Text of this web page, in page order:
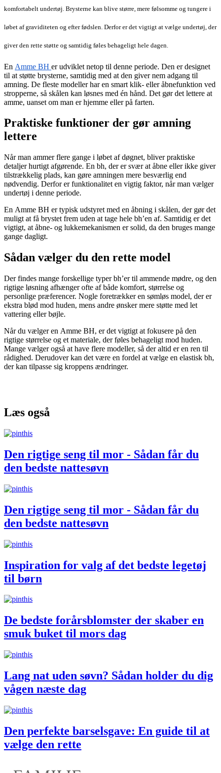
komfortabelt undertøj. Brysterne kan blive større, mere følsomme og tungere i
løbet af graviditeten og efter fødslen. Derfor er det vigtigt at vælge undertøj, der
giver den rette støtte og samtidig føles behageligt hele dagen.
En Amme BH er udviklet netop til denne periode. Den er designet
til at støtte brysterne, samtidig med at den giver nem adgang til
amning. De fleste modeller har en smart klik- eller åbnefunktion ved
stropperne, så skålen kan løsnes med én hånd. Det gør det lettere at
amme, uanset om man er hjemme eller på farten.
Praktiske funktioner der gør amning
lettere
Når man ammer flere gange i løbet af døgnet, bliver praktiske
detaljer hurtigt afgørende. En bh, der er svær at åbne eller ikke giver
tilstrækkelig plads, kan gøre amningen mere besværlig end
nødvendig. Derfor er funktionalitet en vigtig faktor, når man vælger
undertøj i denne periode.
En Amme BH er typisk udstyret med en åbning i skålen, der gør det
muligt at få brystet frem uden at tage hele bh’en af. Samtidig er det
vigtigt, at åbne- og lukkemekanismen er solid, da den bruges mange
gange dagligt.
Sådan vælger du den rette model
Der findes mange forskellige typer bh’er til ammende mødre, og den
rigtige løsning afhænger ofte af både komfort, størrelse og
personlige præferencer. Nogle foretrækker en sømløs model, der er
ekstra blød mod huden, mens andre ønsker mere støtte med let
vattering eller bøjle.
Når du vælger en Amme BH, er det vigtigt at fokusere på den
rigtige størrelse og et materiale, der føles behageligt mod huden.
Mange vælger også at have flere modeller, så der altid er en ren til
rådighed. Derudover kan det være en fordel at vælge en elastisk bh,
der kan tilpasse sig kroppens ændringer.
Læs også
Den rigtige seng til mor - Sådan får du
den bedste nattesøvn
Den rigtige seng til mor - Sådan får du
den bedste nattesøvn
Inspiration for valg af det bedste legetøj
til børn
De bedste forårsblomster der skaber en
smuk buket til mors dag
Lang nat uden søvn? Sådan holder du dig
vågen næste dag
Den perfekte barselsgave: En guide til at
vælge den rette